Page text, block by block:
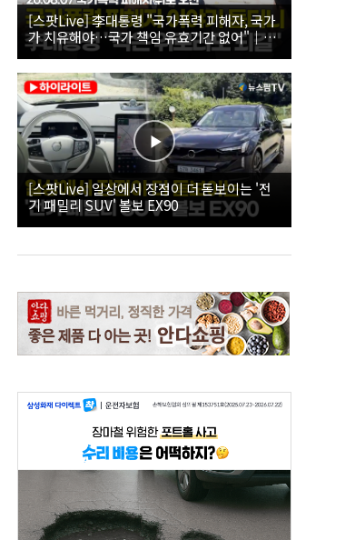
[스팟Live] 李대통령 "국가폭력 피해자, 국가
가 치유해야…국가 책임 유효기간 없어"｜
26.08.07 국가폭력 피해자 위로 오찬
[스팟Live] 일상에서 장점이 더 돋보이는 '전
기 패밀리 SUV' 볼보 EX90